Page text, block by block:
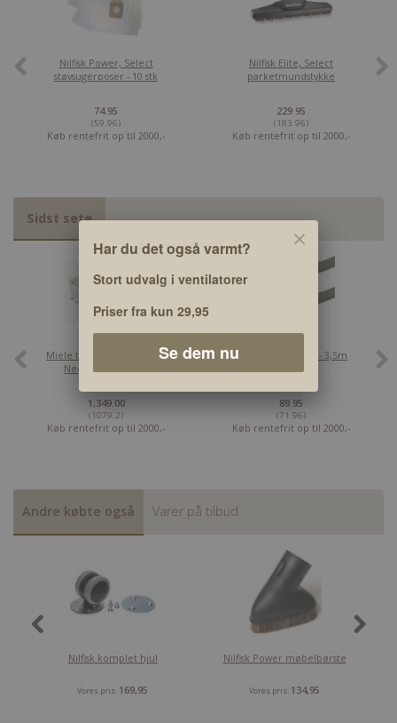
Nilfisk Power, Select
støvsugerposer - 10 stk
74.95
(59.96)
Køb rentefrit op til 2000,-
Nilfisk Elite, Select
parketmundstykke
229.95
(183.96)
Køb rentefrit op til 2000,-
Sidst sete
Miele trådkurv 12313350 -
Nederst – Original
1,349.00
(1079.2)
Køb rentefrit op til 2000,-
Tilløbsslange, 3/4" - 3,5m
89.95
(71.96)
Køb rentefrit op til 2000,-
Andre købte også Varer på tilbud
Nilfisk komplet hjul
Vores pris: 169,95
Nilfisk Power møbelbørste
Vores pris: 134,95
Har du det også varmt?
Stort udvalg i ventilatorer
Priser fra kun 29,95
Se dem nu